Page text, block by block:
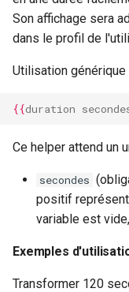
helper json
Son affichage sera
dans le profil de
Utilisation générique
{{duration
Ce helper attend un
secondes
positif
variable est
Exemples
Transformer 120